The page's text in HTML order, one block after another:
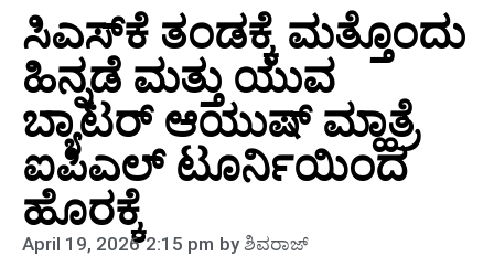
ಸಿಎಸ್​ಕೆ ತಂಡಕ್ಕೆ ಮತ್ತೊಂದು
ಹಿನ್ನಡೆ ಮತ್ತು ಯುವ
ಬ್ಯಾಟರ್ ಆಯುಷ್ ಮ್ಹಾತ್ರೆ
ಐಪಿಎಲ್ ಟೂರ್ನಿಯಿಂದ
ಹೊರಕ್ಕೆ
April 19, 2026 2:15 pm byಶಿವರಾಜ್